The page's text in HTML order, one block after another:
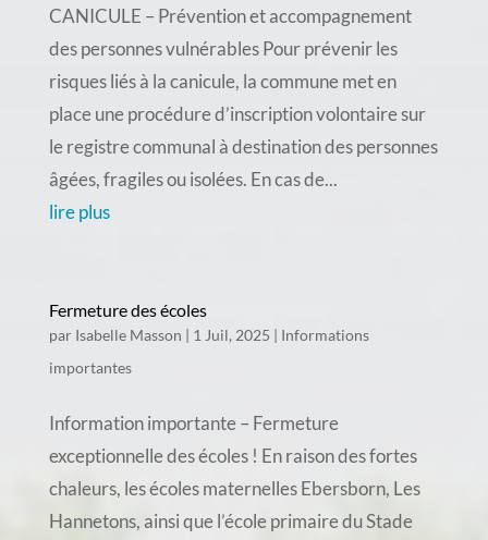
CANICULE – Prévention et accompagnement
des personnes vulnérables Pour prévenir les
risques liés à la canicule, la commune met en
place une procédure d’inscription volontaire sur
le registre communal à destination des personnes
âgées, fragiles ou isolées. En cas de...
lire plus
Fermeture des écoles
par Isabelle Masson | 1 Juil, 2025 | Informations
importantes
Information importante – Fermeture
exceptionnelle des écoles ! En raison des fortes
chaleurs, les écoles maternelles Ebersborn, Les
Hannetons, ainsi que l’école primaire du Stade